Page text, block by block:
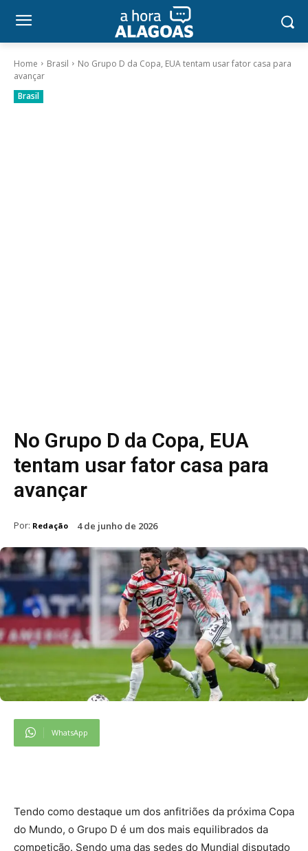
Home Brasil
No Grupo D da Copa, EUA tentam usar fator casa para
avançar
Brasil
No Grupo D da Copa, EUA
tentam usar fator casa para
avançar
Por: Redação 4 de junho de 2026
WhatsApp
Tendo como destaque um dos anfitriões da próxima Copa
do Mundo, o Grupo D é um dos mais equilibrados da
competição. Sendo uma das sedes do Mundial disputado